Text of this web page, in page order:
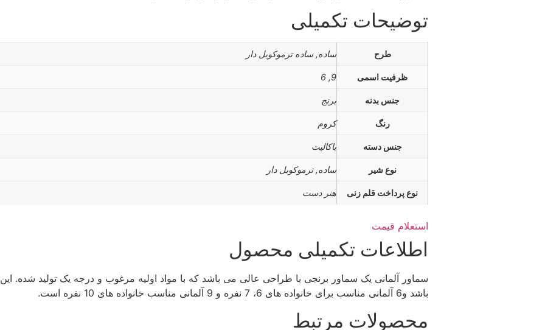
توضیحات تکمیلی
طرح ساده, ساده ترموکوبل دار
ظرفیت اسمی 9, 6
جنس بدنه برنج
رنگ کروم
جنس دسته باکالیت
نوع شیر ساده, ترموکوبل دار
نوع پرداخت قلم زنی هنر دست
استعلام قیمت
اطلاعات تکمیلی محصول
باشد و6 آلمانی مناسب برای خانواده های 6، 7 نفره و 9 آلمانی مناسب خانواده های 10 نفره است.
محصولات مرتبط